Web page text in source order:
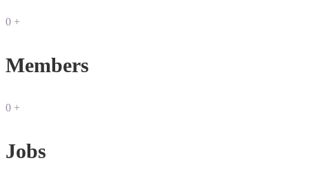
0 +
Members
0 +
Jobs